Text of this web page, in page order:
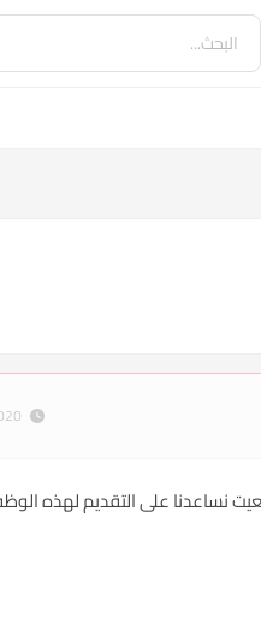
بنوع معيت نساعدنا على التقديم لهذه